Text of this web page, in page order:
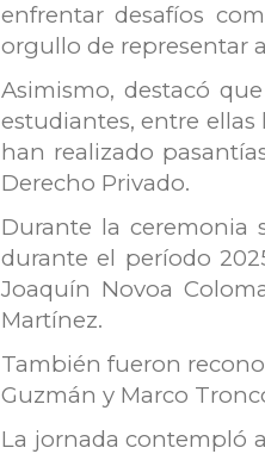
enfrentar desafíos
orgullo de representar
Asimismo, destacó
estudiantes, entre
han realizado
Derecho Privado.
Durante la ceremonia
durante el período
Joaquín Novoa
Martínez.
También fueron
Guzmán y Marco
La jornada contempló